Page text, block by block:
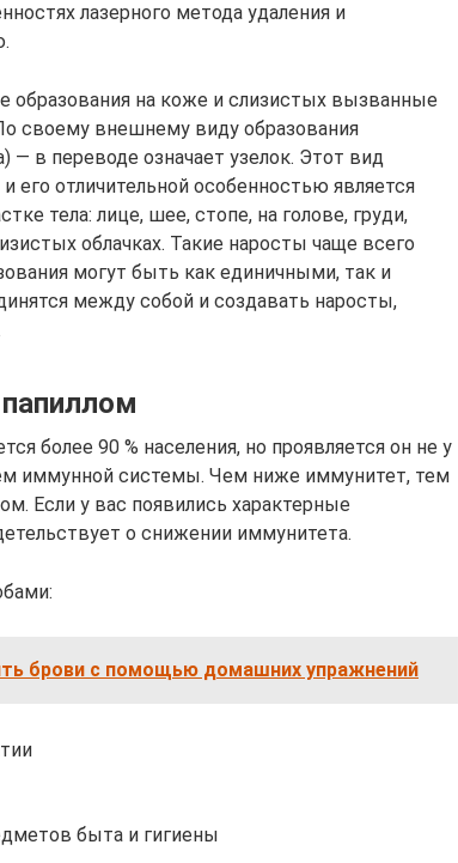
лазерного метода удаления и
образования на коже и слизистых вызванные
своему внешнему виду образования
— в переводе означает узелок. Этот вид
его отличительной особенностью является
тела: лице, шее, стопе, на голове, груди,
облачках. Такие наросты чаще всего
могут быть как единичными, так и
между собой и создавать наросты,
более 90 % населения, но проявляется он не у
иммунной системы. Чем ниже иммунитет, тем
Если у вас появились характерные
о снижении иммунитета.
брови с помощью домашних упражнений
быта и гигиены